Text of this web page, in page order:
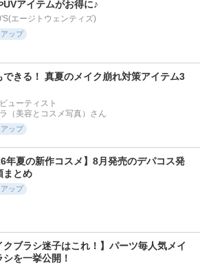
UVアイテムがお得に♪
エージトウェンティズ)
アップ
できる！ 真夏のメイク崩れ対策アイテム3
ューティスト
（美容とコスメ写真）さん
アップ
年夏の新作コスメ】8月発売のデパコス発
まとめ
アップ
クブラシ迷子はこれ！】パーツ毎人気メイ
シを一挙公開！